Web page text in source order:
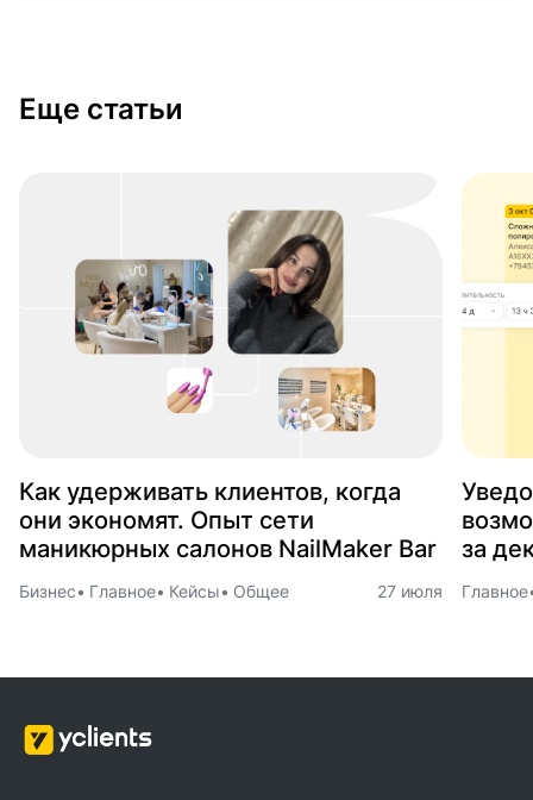
Еще статьи
Как удерживать клиентов, когда
они экономят. Опыт сети
маникюрных салонов NailMaker Bar
Бизнес Главное Кейсы Общее 27 июля
за
Главное